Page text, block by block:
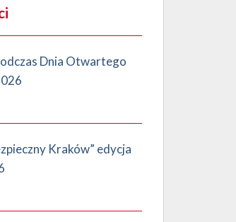
Dnia Otwartego
Kraków” edycja